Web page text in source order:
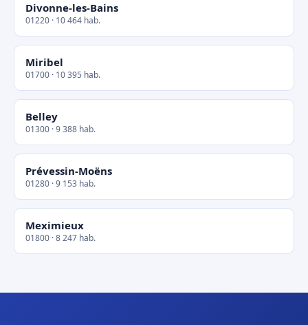
Divonne-les-Bains
01220 · 10 464 hab.
Miribel
01700 · 10 395 hab.
Belley
01300 · 9 388 hab.
Prévessin-Moëns
01280 · 9 153 hab.
Meximieux
01800 · 8 247 hab.